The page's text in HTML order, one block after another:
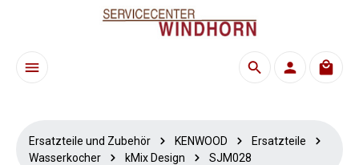
Zum Hauptinhalt springen
Ersatzteile und Zubehör KENWOOD
Ersatzteile
Wasserkocher
kMix Design SJM028